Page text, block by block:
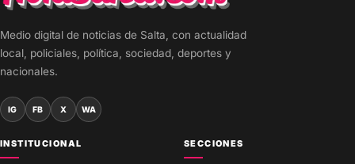
Medio digital de noticias de Salta, con actualidad
local, policiales, política, sociedad, deportes y
nacionales.
IG FB X WA
INSTITUCIONAL SECCIONES